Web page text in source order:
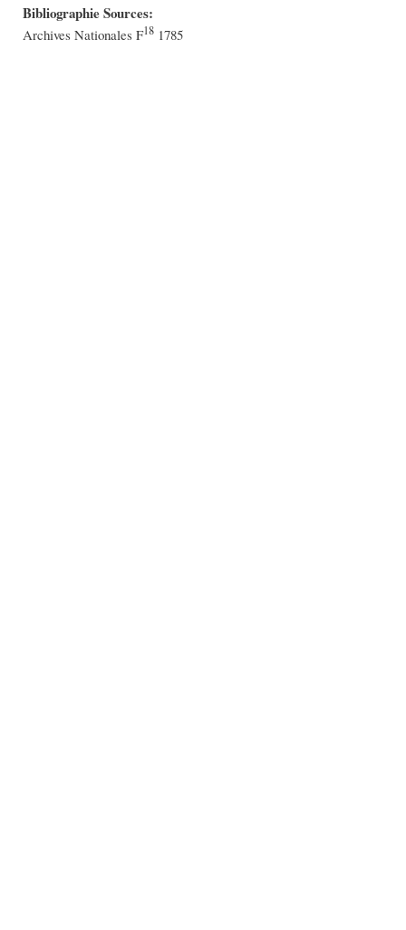
Bibliographie Sources:
Archives Nationales F18 1785